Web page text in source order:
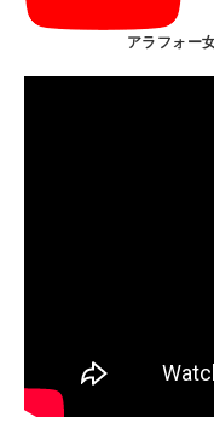
アラフォー